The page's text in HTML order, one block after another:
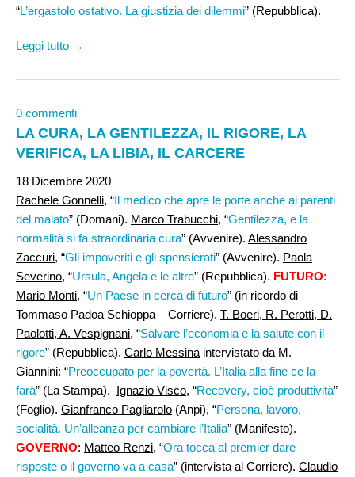
“L’ergastolo ostativo. La giustizia dei dilemmi” (Repubblica).
Leggi tutto →
0 commenti
LA CURA, LA GENTILEZZA, IL RIGORE, LA
VERIFICA, LA LIBIA, IL CARCERE
18 Dicembre 2020
Rachele Gonnelli, “Il medico che apre le porte anche ai parenti
del malato” (Domani). Marco Trabucchi, “Gentilezza, e la
normalità si fa straordinaria cura” (Avvenire). Alessandro
Zaccuri, “Gli impoveriti e gli spensierati” (Avvenire). Paola
Severino, “Ursula, Angela e le altre” (Repubblica). FUTURO:
Mario Monti, “Un Paese in cerca di futuro” (in ricordo di
Tommaso Padoa Schioppa – Corriere). T. Boeri, R. Perotti, D.
Paolotti, A. Vespignani, “Salvare l’economia e la salute con il
rigore” (Repubblica). Carlo Messina intervistato da M.
Giannini: “Preoccupato per la povertà. L’Italia alla fine ce la
farà” (La Stampa). Ignazio Visco, “Recovery, cioè produttività”
(Foglio). Gianfranco Pagliarolo (Anpi), “Persona, lavoro,
socialità. Un’alleanza per cambiare l’Italia” (Manifesto).
GOVERNO: Matteo Renzi, “Ora tocca al premier dare
risposte o il governo va a casa” (intervista al Corriere). Claudio